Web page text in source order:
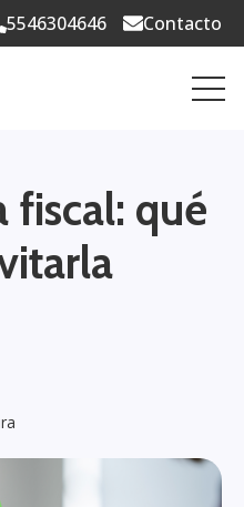
5546304646 Contacto
fiscal: qué